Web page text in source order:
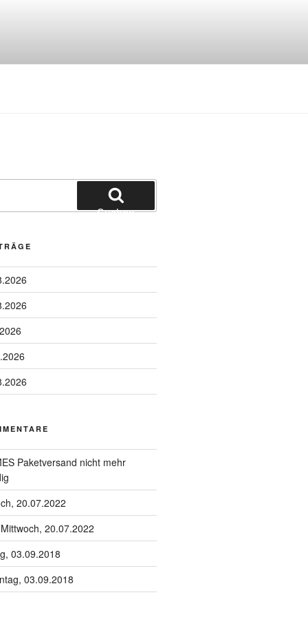
Suchen
Paketversand nicht mehr
20.07.2022
Mittwoch, 20.07.2022
03.09.2018
03.09.2018